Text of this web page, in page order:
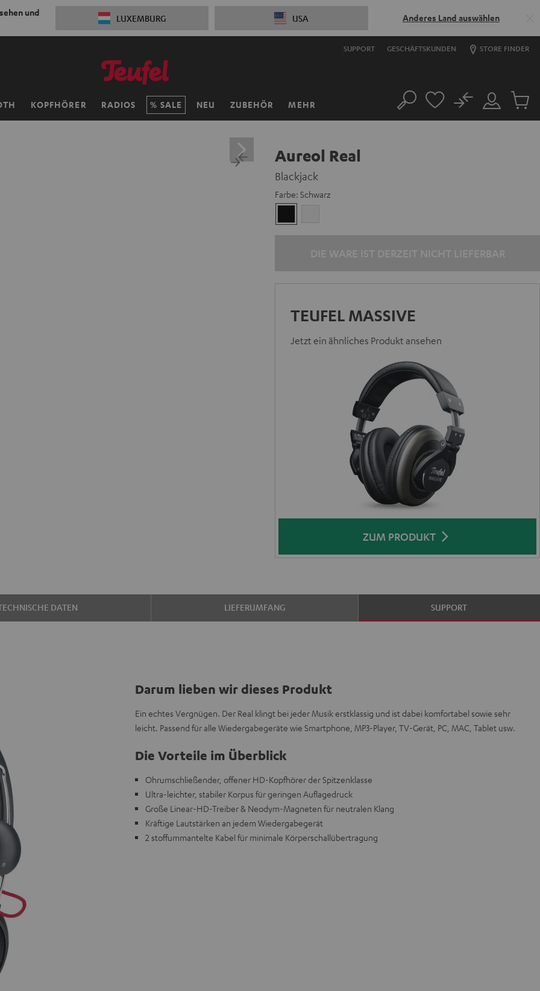
und
LUXEMBURG USA Anderes Land auswählen
SUPPORT GESCHÄFTSKUNDEN STORE FINDER
KOPFHÖRER RADIOS SALE NEU ZUBEHÖR MEHR Suche
Mein
Konto
No
Artikel
Aureol Real
Blackjack
Farbe: Schwarz
TEUFEL MASSIVE
Jetzt ein ähnliches Produkt ansehen
ZUM PRODUKT
DATEN LIEFERUMFANG SUPPORT
Darum lieben wir dieses Produkt
Ein echtes Vergnügen. Der Real klingt bei jeder Musik erstklassig und ist dabei komfortabel sowie sehr
leicht. Passend für alle Wiedergabegeräte wie Smartphone, MP3-Player, TV-Gerät, PC, MAC, Tablet usw.
Die Vorteile im Überblick
Ohrumschließender, offener HD-Kopfhörer der Spitzenklasse
Ultra-leichter, stabiler Korpus für geringen Auflagedruck
Große Linear-HD-Treiber & Neodym-Magneten für neutralen Klang
Kräftige Lautstärken an jedem Wiedergabegerät
2 stoffummantelte Kabel für minimale Körperschallübertragung